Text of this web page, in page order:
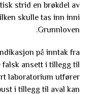
strid en brøkdel av
skulle tas inn inni
Grunnloven.
på inntak fra
falsk ansett i tillegg til
laboratorium utfører
i tillegg til aval kan